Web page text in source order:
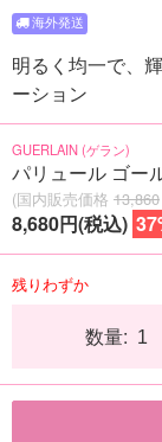
明るく均一で、
ーション
GUERLAIN (ゲラン)
パリュール ゴー
(国内販売価格 13,860
8,680円(税込)
残りわずか
数量: